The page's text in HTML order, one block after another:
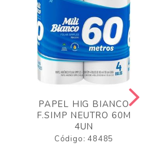
PAPEL HIG BIANCO
F.SIMP NEUTRO 60M
4UN
Código: 48485